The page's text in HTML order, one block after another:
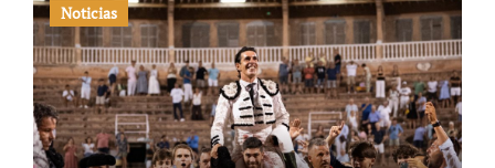
Noticias